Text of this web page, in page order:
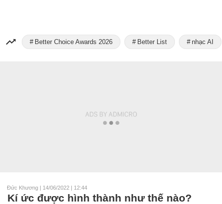
Better Choice Awards 2026 Better List nhạc AI
Đức Khương | 14/06/2022 | 12:44
Kí ức được hình thành như thế nào?